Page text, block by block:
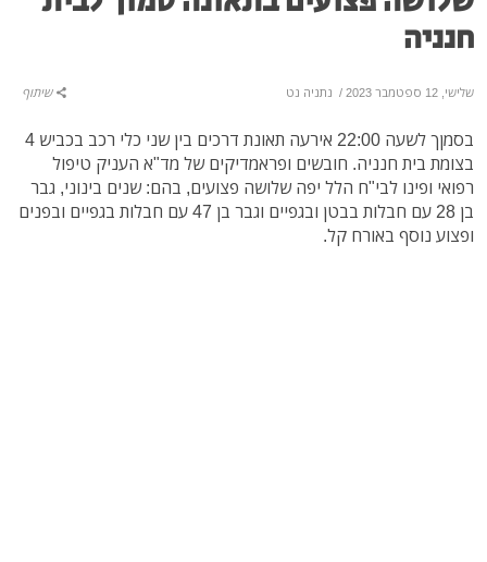
חנניה
שלישי, 12 ספטמבר 2023 / נתניה נט שיתוף
בסמןך לשעה 22:00 אירעה תאונת דרכים בין שני כלי רכב בכביש 4
בצומת בית חנניה. חובשים ופראמדיקים של מד"א העניק טיפול
רפואי ופינו לבי"ח הלל יפה שלושה פצועים, בהם: שנים בינוני, גבר
בן 28 עם חבלות בבטן ובגפיים וגבר בן 47 עם חבלות בגפיים ובפנים
ופצוע נוסף באורח קל.